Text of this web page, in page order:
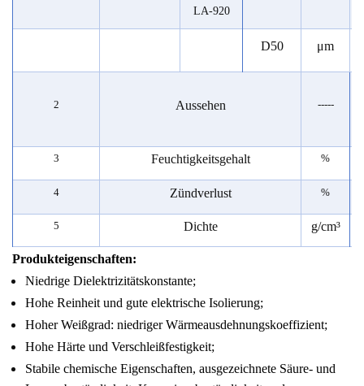
LA-920
D50 μm
2 Aussehen -----
3 Feuchtigkeitsgehalt %
4 Zündverlust %
5 Dichte g/cm³
Produkteigenschaften:
Niedrige Dielektrizitätskonstante;
Hohe Reinheit und gute elektrische Isolierung;
Hoher Weißgrad: niedriger Wärmeausdehnungskoeffizient;
Hohe Härte und Verschleißfestigkeit;
Stabile chemische Eigenschaften, ausgezeichnete Säure- und